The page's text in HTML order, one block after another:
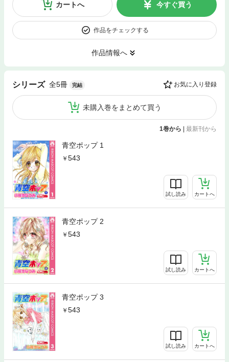
カートへ 今すぐ買う
作品をチェックする
作品情報へ
シリーズ 全5冊 完結 お気に入り登録
未購入巻をまとめて買う
1巻から 最新刊から
青空ポップ 1
543
試し読み カートへ
青空ポップ 2
543
試し読み カートへ
青空ポップ 3
543
試し読み カートへ